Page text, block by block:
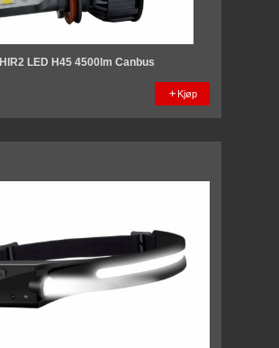
HIR2 LED H45 4500lm Canbus
Kjøp